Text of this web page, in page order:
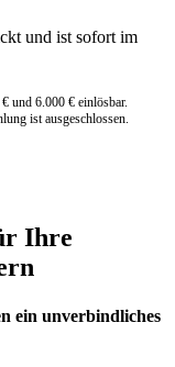
und ist sofort im
und 6.000 € einlösbar.
ist ausgeschlossen.
Ihre
ein unverbindliches